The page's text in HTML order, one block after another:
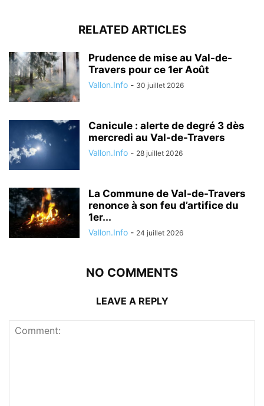
RELATED ARTICLES
Prudence de mise au Val-de-
Travers pour ce 1er Août
Vallon.Info - 30 juillet 2026
Canicule : alerte de degré 3 dès
mercredi au Val-de-Travers
Vallon.Info - 28 juillet 2026
La Commune de Val-de-Travers
renonce à son feu d’artifice du
1er...
Vallon.Info - 24 juillet 2026
NO COMMENTS
LEAVE A REPLY